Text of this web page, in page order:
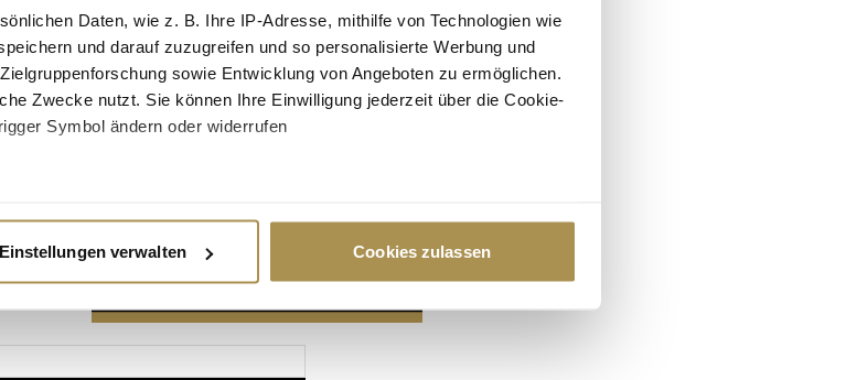
Daten, wie z. B. Ihre IP-Adresse, mithilfe von Technologien wie
und darauf zuzugreifen und so personalisierte Werbung und
sowie Entwicklung von Angeboten zu ermöglichen.
Zwecke nutzt. Sie können Ihre Einwilligung jederzeit über die Cookie-
Symbol ändern oder widerrufen
Daten verarbeitet werden, und legen Sie Ihre Präferenzen im
zu personalisieren, Funktionen für soziale Medien anbieten zu können
Einstellungen verwalten Cookies zulassen
Advertisement